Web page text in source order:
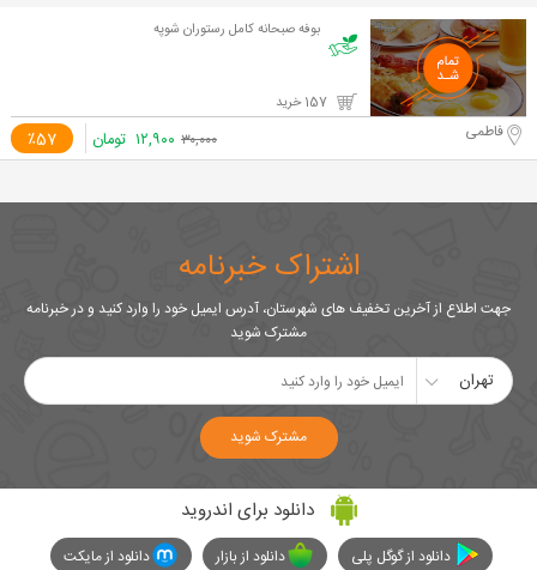
بوفه صبحانه کامل رستوران شوپه
٪57 فاطمی ۳۰,۰۰۰ ۱۲,۹۰۰ تومان
اشتراک خبرنامه
جهت اطلاع از آخرین تخفیف های شهرستان، آدرس ایمیل خود را وارد کنید و در خبرنامه
مشترک شوید
تهران
مشترک شوید
دانلود برای اندروید
دانلود از گوگل پلی دانلود از بازار دانلود از مایکت